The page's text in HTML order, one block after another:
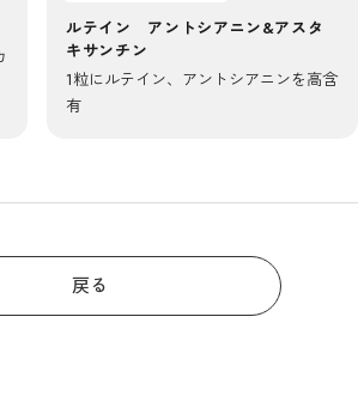
ルテイン アントシアニン&アスタ
キサンチン
1粒にルテイン、アントシアニンを高含
有
戻る